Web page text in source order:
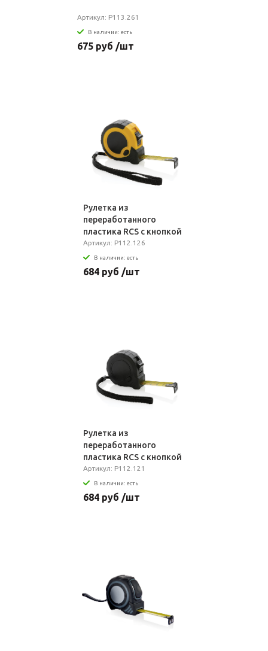
Артикул: P113.261
В наличии: есть
675 руб /шт
Рулетка из
переработанного
пластика RCS с кнопкой
блокировки, 3м/16 мм
Артикул: P112.126
В наличии: есть
684 руб /шт
Рулетка из
переработанного
пластика RCS с кнопкой
блокировки, 3м/16 мм
Артикул: P112.121
В наличии: есть
684 руб /шт